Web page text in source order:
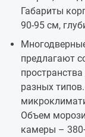
Габариты
90-95 см,
предлагают
разных
Объем
камеры –